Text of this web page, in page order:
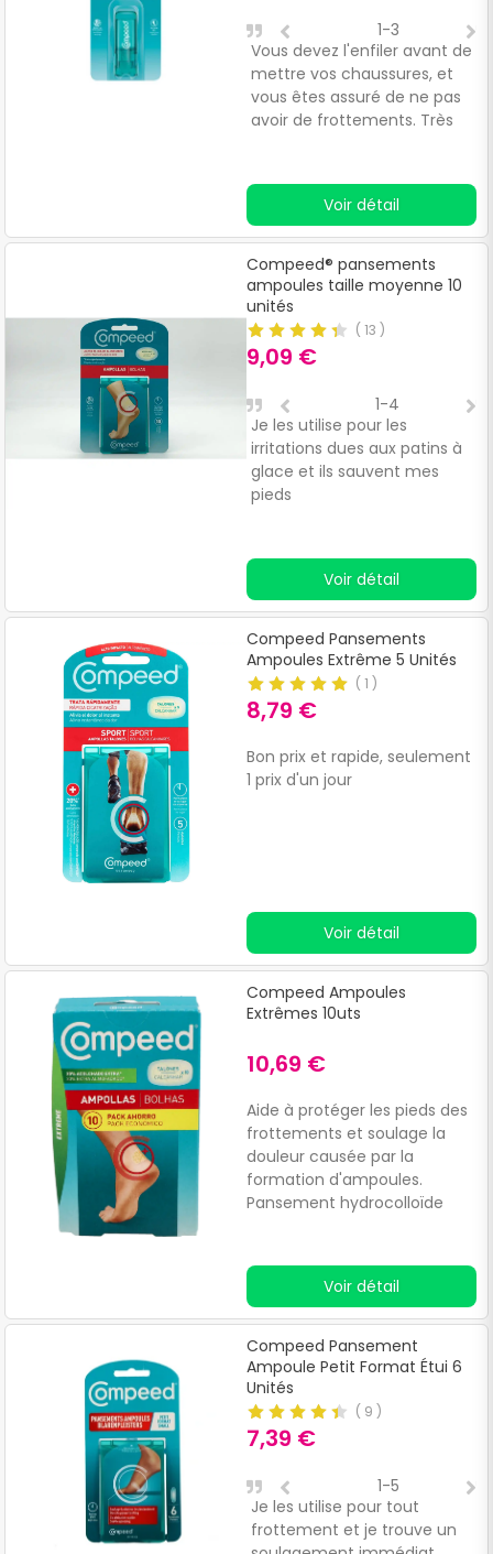
Vous devez l'enfiler avant de
mettre vos chaussures, et
vous êtes assuré de ne pas
avoir de frottements. Très
1-3
Voir détail
Compeed® pansements
ampoules taille moyenne 10
unités
( 13 )
9,09 €
Je les utilise pour les
irritations dues aux patins à
glace et ils sauvent mes
pieds
1-4
Voir détail
Compeed Pansements
Ampoules Extrême 5 Unités
( 1 )
8,79 €
Bon prix et rapide, seulement
1 prix d'un jour
Voir détail
Compeed Ampoules
Extrêmes 10uts
10,69 €
Aide à protéger les pieds des
frottements et soulage la
douleur causée par la
formation d'ampoules.
Pansement hydrocolloïde
20% à celle de la version
classique. Voir détail
Compeed Pansement
Ampoule Petit Format Étui 6
Unités
( 9 )
7,39 €
Je les utilise pour tout
frottement et je trouve un
1-5